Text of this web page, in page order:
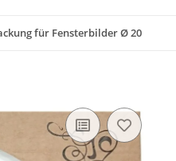
für Fensterbilder Ø 20